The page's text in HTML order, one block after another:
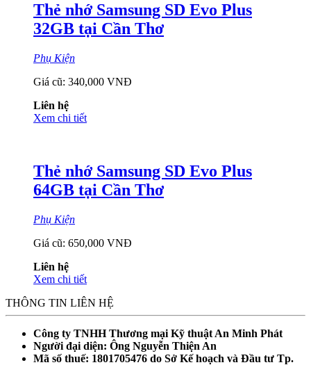
Thẻ nhớ Samsung SD Evo Plus
32GB tại Cần Thơ
Phụ Kiện
Giá cũ: 340,000 VNĐ
Liên hệ
Xem chi tiết
Thẻ nhớ Samsung SD Evo Plus
64GB tại Cần Thơ
Phụ Kiện
Giá cũ: 650,000 VNĐ
Liên hệ
Xem chi tiết
THÔNG TIN LIÊN HỆ
Công ty TNHH Thương mại Kỹ thuật An Minh Phát
Người đại diện: Ông Nguyễn Thiện An
Mã số thuế: 1801705476 do Sở Kế hoạch và Đầu tư Tp.